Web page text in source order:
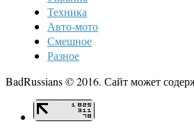
Техника
Авто-мото
Смешное
Разное
BadRussians © 2016. Сайт может